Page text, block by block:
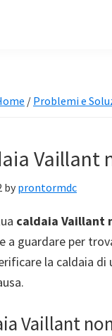
/ Problemi e
Vaillant
by prontormdc
caldaia Vaillant
a guardare per
la caldaia
Vaillant